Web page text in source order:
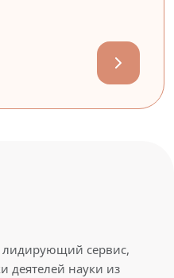
лидирующий сервис,
деятелей науки из